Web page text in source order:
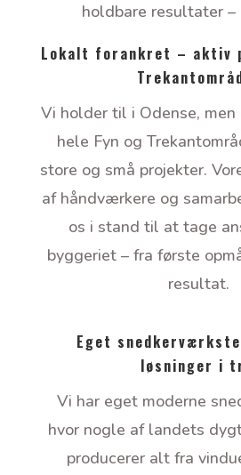
holdbare resultater –
Lokalt forankret – aktiv
Vi holder til i Odense,
hele Fyn og
store og små projekter.
af håndværkere og
os i stand til at tage
byggeriet – fra første
resultat.
Eget
løsninger i
Vi har eget moderne
hvor nogle af landets
producerer alt fra